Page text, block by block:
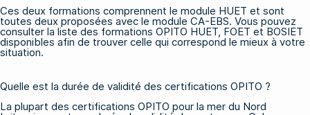
Ces deux formations comprennent le module HUET et sont
toutes deux proposées avec le module CA-EBS. Vous pouvez
consulter la listedes formations OPITO HUET, FOET et BOSIET
disponibles afin de trouver celle qui correspond le mieux à votre
situation.
Quelle est la durée de validité des certifications OPITO ?
La plupart des certifications OPITO pour la mer du Nord